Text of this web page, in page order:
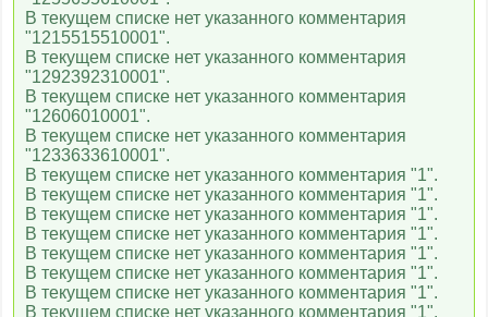
В текущем списке нет указанного комментария
"1215515510001".
В текущем списке нет указанного комментария
"1292392310001".
В текущем списке нет указанного комментария
"12606010001".
В текущем списке нет указанного комментария
"1233633610001".
В текущем списке нет указанного комментария "1".
В текущем списке нет указанного комментария "1".
В текущем списке нет указанного комментария "1".
В текущем списке нет указанного комментария "1".
В текущем списке нет указанного комментария "1".
В текущем списке нет указанного комментария "1".
В текущем списке нет указанного комментария "1".
В текущем списке нет указанного комментария "1".